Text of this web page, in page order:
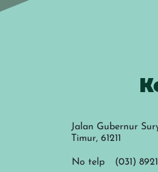
Jalan Gubernur
Timur, 61211
No telp
(031)